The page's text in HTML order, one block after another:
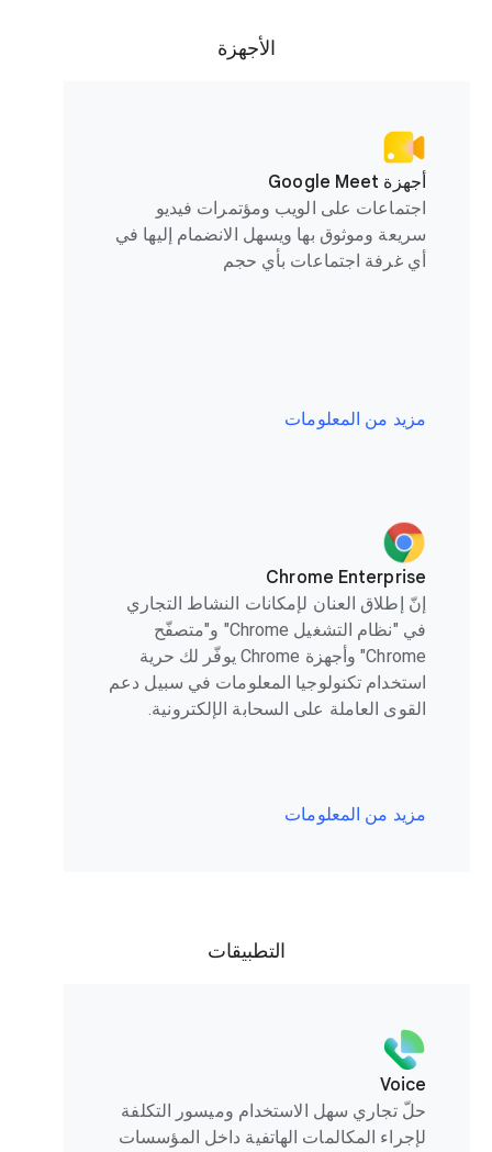
الأجهزة
أجهزة Google Meet
اجتماعات على الويب ومؤتمرات فيديو
سريعة وموثوق بها ويسهل الانضمام إليها في
أي غرفة اجتماعات بأي حجم
مزيد من المعلومات
Chrome Enterprise
إنّ إطلاق العنان لإمكانات النشاط التجاري
في "نظام التشغيل Chrome" و"متصفّح
Chrome" وأجهزة Chrome يوفّر لك حرية
استخدام تكنولوجيا المعلومات في سبيل دعم
القوى العاملة على السحابة الإلكترونية.
مزيد من المعلومات
التطبيقات
Voice
حلّ تجاري سهل الاستخدام وميسور التكلفة
لإجراء المكالمات الهاتفية داخل المؤسسات